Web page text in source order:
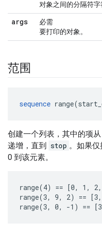
对象之间的分隔符字
args
必需
要打印的对象。
范围
sequence
创建一个列表，其中的项从
递增，直到 stop 。如果
0 到该元素。
range(4) == [0, 1,
range(3, 9, 2) ==
range(3, 0, -1) ==